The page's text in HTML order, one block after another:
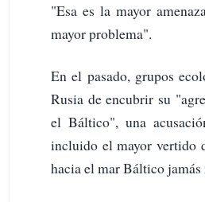
"Esa es la mayor
mayor problema".
En el pasado, grupos
Rusia de encubrir su
el Báltico", una
incluido el mayor vertido
hacia el mar Báltico jamás